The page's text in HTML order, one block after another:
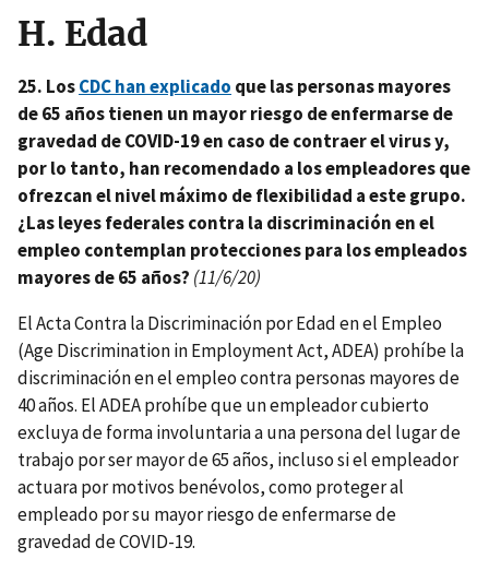
H. Edad
25. LosCDC han explicado que las personas mayores
de 65 años tienen un mayor riesgo de enfermarse de
gravedad de COVID-19 en caso de contraer el virus y,
por lo tanto, han recomendado a los empleadores que
ofrezcan el nivel máximo de flexibilidad a este grupo.
¿Las leyes federales contra la discriminación en el
empleo contemplan protecciones para los empleados
mayores de 65 años? (11/6/20)
El Acta Contra la Discriminación por Edad en el Empleo
(Age Discrimination in Employment Act, ADEA) prohíbe la
discriminación en el empleo contra personas mayores de
40 años. El ADEA prohíbe que un empleador cubierto
excluya de forma involuntaria a una persona del lugar de
trabajo por ser mayor de 65 años, incluso si el empleador
actuara por motivos benévolos, como proteger al
empleado por su mayor riesgo de enfermarse de
gravedad de COVID-19.